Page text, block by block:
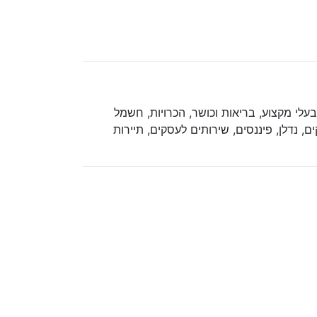
בעלי מקצוע, בריאות וכושר, הכרויות, חשמל
נדלן, פיננסים, שירותים לעסקים, תיירות